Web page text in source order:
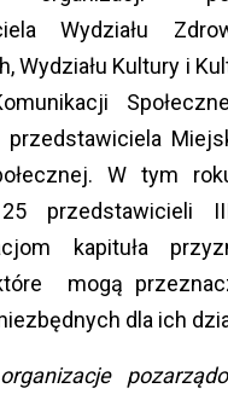
Wydziału
Wydziału Kultury i
przedstawiciela
W tym
25 przedstawicieli
kapituła
mogą
dla ich